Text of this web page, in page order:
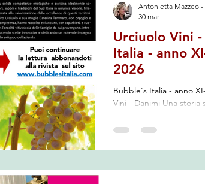
Madia Travelfood Filantropia Associazione
Esercizi Commerciali AIS Pubblicazioni
Degustazioni Vino Pane Salumi
Pasticceria Inizia La tua
Urciuolo Vini
Italia - anno
2026
Bubble's Italia - anno XI- n° 25 - aprile 2026 Urciuolo
Vini - Danimi Una storia
devozione e amore per
… di Antonietta Mazzeo
competenze
Antonietta Mazzeo
30 mar